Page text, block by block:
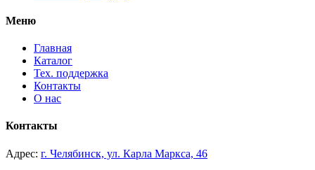
Меню
Главная
Каталог
Тех. поддержка
Контакты
О нас
Контакты
Адрес: г. Челябинск, ул. Карла Маркса, 46